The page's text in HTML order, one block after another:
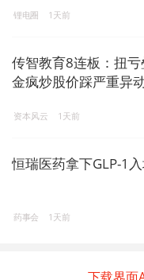
锂电圈 1天前
传智教育8连板：扭
金疯炒股价踩严重异
资本风云 1天前
恒瑞医药拿下GLP-1
药事会 1天前